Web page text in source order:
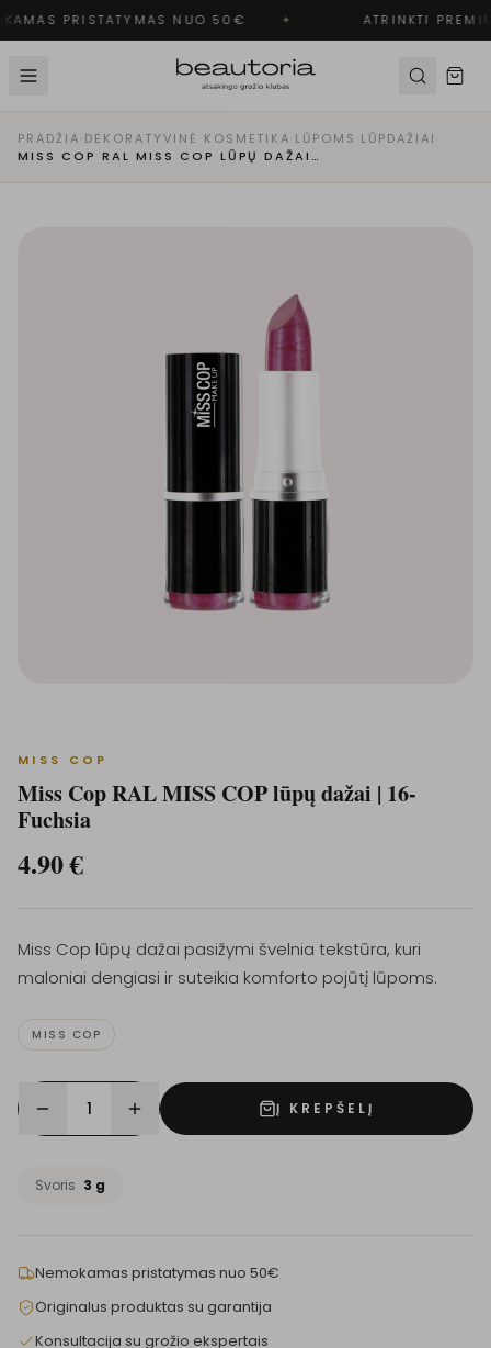
PRISTATYMAS NUO 50€ ✦ ATRINKTI
PRADŽIA·DEKORATYVINĖ KOSMETIKA·LŪPOMS ·LŪPDAŽIAI ·
MISS COP RAL MISS COP LŪPŲ DAŽAI | 16- FUCHSIA
MISS COP
Miss Cop RAL MISS COP lūpų dažai | 16-
Fuchsia
4.90€
Miss Cop lūpų dažai pasižymi švelnia tekstūra, kuri
maloniai dengiasi ir suteikia komforto pojūtį lūpoms.
MISS COP
1 Į KREPŠELĮ
Svoris 3 g
Nemokamas pristatymas nuo 50€
Originalus produktas su garantija
Konsultacija su grožio ekspertais